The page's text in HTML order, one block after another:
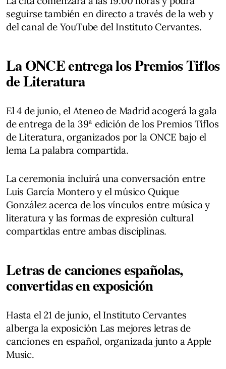
seguirse también en directo a través de la web y
del canal de YouTube del Instituto Cervantes.
La ONCE entrega los Premios Tiflos
de Literatura
El 4 de junio, el Ateneo de Madrid acogerá la gala
de entrega de la 39ª edición de los Premios Tiflos
de Literatura, organizados por la ONCE bajo el
lema La palabra compartida.
La ceremonia incluirá una conversación entre
Luis García Montero y el músico Quique
González acerca de los vínculos entre música y
literatura y las formas de expresión cultural
compartidas entre ambas disciplinas.
Letras de canciones españolas,
convertidas en exposición
Hasta el 21 de junio, el Instituto Cervantes
alberga la exposición Las mejores letras de
canciones en español, organizada junto a Apple
Music.